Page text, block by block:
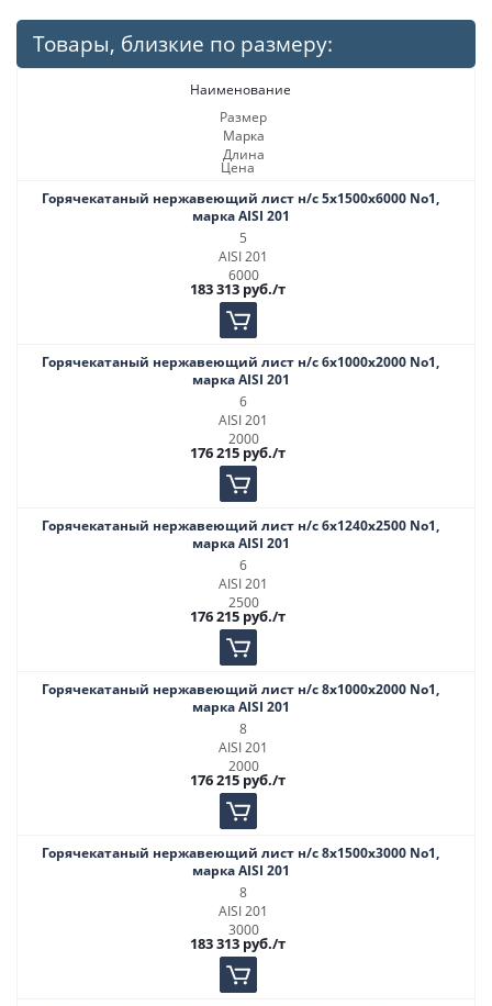
Товары, близкие по размеру:
Наименование
Размер
Марка
Длина
Цена
Горячекатаный нержавеющий лист н/с 5х1500х6000 No1,
марка AISI 201
5
AISI 201
6000
183 313 руб./т
Горячекатаный нержавеющий лист н/с 6х1000х2000 No1,
марка AISI 201
6
AISI 201
2000
176 215 руб./т
Горячекатаный нержавеющий лист н/с 6х1240х2500 No1,
марка AISI 201
6
AISI 201
2500
176 215 руб./т
Горячекатаный нержавеющий лист н/с 8х1000х2000 No1,
марка AISI 201
8
AISI 201
2000
176 215 руб./т
Горячекатаный нержавеющий лист н/с 8х1500х3000 No1,
марка AISI 201
8
AISI 201
3000
183 313 руб./т